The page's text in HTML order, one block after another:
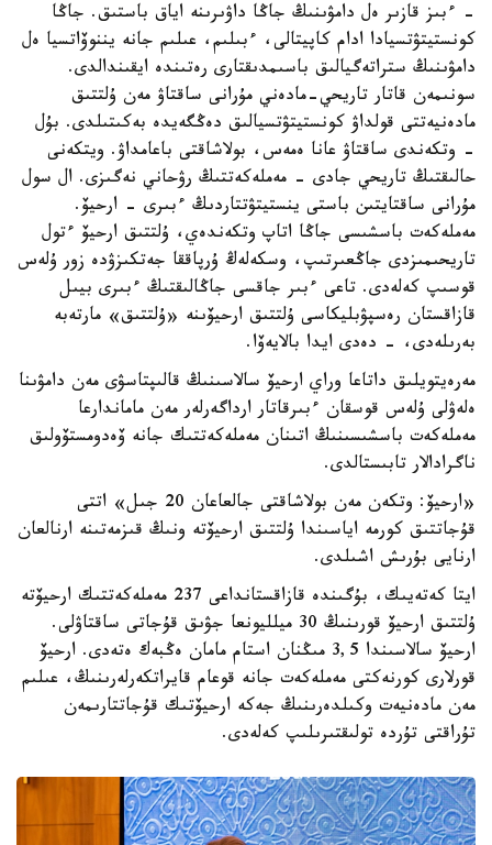
- ءبىز قازىر ەل دامۋىنىڭ جاڭا داۋىرىنە اياق باستىق. جاڭا
كونستيتۋتسيادا ادام كاپيتالى، ءبىلىم، عىلىم جانە يننوۆاتسيا ەل
دامۋىنىڭ ستراتەگيالىق باسىمدىقتارى رەتىندە ايقىندالدى.
سونىمەن قاتار تاريحي-مادەني مۇرانى ساقتاۋ مەن ۇلتتىق
مادەنيەتتى قولداۋ كونستيتۋتسيالىق دەڭگەيدە بەكىتىلدى. بۇل
- وتكەندى ساقتاۋ عانا ەمەس، بولاشاقتى باعامداۋ. ويتكەنى
حالىقتىڭ تاريحي جادى - مەملەكەتتىڭ رۋحاني نەگىزى. ال سول
مۇرانى ساقتايتىن باستى ينستيتۋتتاردىڭ ءبىرى - ارحيۆ.
مەملەكەت باسشىسى جاڭا اتاپ وتكەندەي، ۇلتتىق ارحيۆ ءتول
تاريحىمىزدى جاڭعىرتىپ، وسكەلەڭ ۇرپاققا جەتكىزۋدە زور ۇلەس
قوسىپ كەلەدى. تاعى ءبىر جاقسى جاڭالىقتىڭ ءبىرى بيىل
قازاقستان رەسپۋبليكاسى ۇلتتىق ارحيۆىنە «ۇلتتىق» مارتەبە
بەرىلەدى، - دەدى ايدا بالايەۆا.
مەرەيتويلىق داتاعا وراي ارحيۆ سالاسىنىڭ قالىپتاسۋى مەن دامۋىنا
ەلەۋلى ۇلەس قوسقان ءبىرقاتار ارداگەرلەر مەن ماماندارعا
مەملەكەت باسشىسىنىڭ اتىنان مەملەكەتتىك جانە ۆەدومستۆولىق
ناگرادالار تابىستالدى.
«ارحيۆ: وتكەن مەن بولاشاقتى جالعاعان 20 جىل» اتتى
قۇجاتتىق كورمە اياسىندا ۇلتتىق ارحيۆتە ونىڭ قىزمەتىنە ارنالعان
ارنايى بۇرىش اشىلدى.
ايتا كەتەيىك، بۇگىندە قازاقستانداعى 237 مەملەكەتتىك ارحيۆتە
ۇلتتىق ارحيۆ قورىنىڭ 30 ميلليونعا جۋىق قۇجاتى ساقتاۋلى.
ارحيۆ سالاسىندا 3,5 مىڭنان استام مامان ەڭبەك ەتەدى. ارحيۆ
قورلارى كورنەكتى مەملەكەت جانە قوعام قايراتكەرلەرىنىڭ، عىلىم
مەن مادەنيەت وكىلدەرىنىڭ جەكە ارحيۆتىك قۇجاتتارىمەن
تۇراقتى تۇردە تولىقتىرىلىپ كەلەدى.